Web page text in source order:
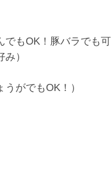
もOK！豚バラでも可
）
がでもOK！）